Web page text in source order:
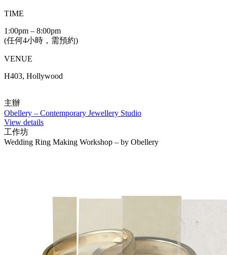
TIME
1:00pm – 8:00pm
(任何4小時，需預約)
VENUE
H403, Hollywood
主辦
Obellery – Contemporary Jewellery Studio
View details
工作坊
Wedding Ring Making Workshop – by Obellery